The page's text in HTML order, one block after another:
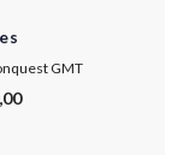
GMT